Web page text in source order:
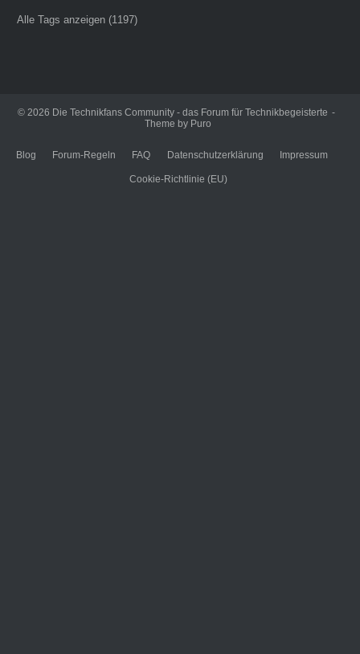
Alle Tags anzeigen (1197)
© 2026 Die Technikfans Community - das Forum für Technikbegeisterte
Theme by Puro
Blog Forum-Regeln FAQ Datenschutzerklärung Impressum
Cookie-Richtlinie (EU)